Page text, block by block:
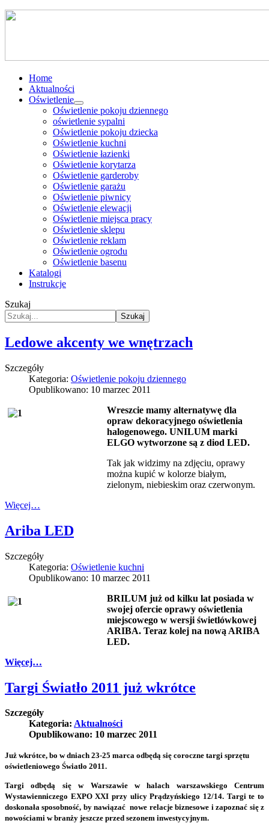
Home
Aktualności
Oświetlenie
Oświetlenie pokoju dziennego
oświetlenie sypalni
Oświetlenie pokoju dziecka
Oświetlenie kuchni
Oświetlenie łazienki
Oświetlenie korytarza
Oświetlenie garderoby
Oświetlenie garażu
Oświetlenie piwnicy
Oświetlenie elewacji
Oświetlenie miejsca pracy
Oświetlenie sklepu
Oświetlenie reklam
Oświetlenie ogrodu
Oświetlenie basenu
Katalogi
Instrukcje
Szukaj
Szukaj
Ledowe akcenty we wnętrzach
Szczegóły
Kategoria: Oświetlenie pokoju dziennego
Opublikowano: 10 marzec 2011
Wreszcie mamy alternatywę dla
opraw dekoracyjnego oświetlenia
halogenowego. UNILUM marki
ELGO wytworzone są z diod LED.
Tak jak widzimy na zdjęciu, oprawy
można kupić w kolorze białym,
zielonym, niebieskim oraz czerwonym.
Więcej…
Ariba LED
Szczegóły
Kategoria: Oświetlenie kuchni
Opublikowano: 10 marzec 2011
BRILUM już od kilku lat posiada w
swojej ofercie oprawy oświetlenia
miejscowego w wersji świetlówkowej
ARIBA. Teraz kolej na nową ARIBA
LED.
Więcej…
Targi Światło 2011 już wkrótce
Szczegóły
Kategoria: Aktualności
Opublikowano: 10 marzec 2011
Już wkrótce, bo w dniach 23-25 marca odbędą się coroczne targi sprzętu
oświetleniowego Światło 2011.
Targi odbędą się w Warszawie w halach warszawskiego Centrum
Wystawienniczego EXPO XXI przy ulicy Prądzyńskiego 12/14. Targi te to
doskonała sposobność, by nawiązać nowe relacje biznesowe i zapoznać się z
nowościami w branży jeszcze przed sezonem inwestycyjnym.